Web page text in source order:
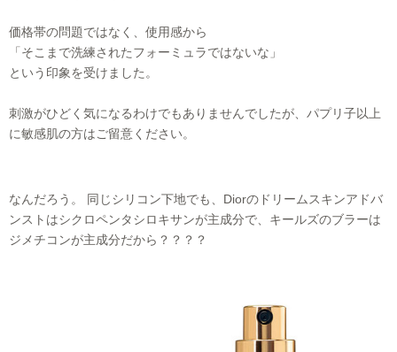
価格帯の問題ではなく、使用感から
「そこまで洗練されたフォーミュラではないな」
という印象を受けました。
刺激がひどく気になるわけでもありませんでしたが、パプリ子以上
に敏感肌の方はご留意ください。
なんだろう。 同じシリコン下地でも、Diorのドリームスキンアドバ
ンストはシクロペンタシロキサンが主成分で、キールズのブラーは
ジメチコンが主成分だから？？？？